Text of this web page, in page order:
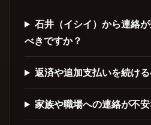
石井（イシイ）から連絡
べきですか？
返済や追加支払いを続け
家族や職場への連絡が不